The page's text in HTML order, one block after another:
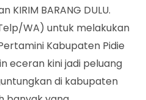
KIRIM BARANG DULU.
WA) untuk melakukan
Kabupaten Pidie
eceran kini jadi peluang
di kabupaten